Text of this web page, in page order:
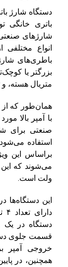
باتری خانگی
شارژهای
انواع مختلفی
باطری‌های
بزرگتر یا
متریال هسته، و
همان‌طور که از
با آمپر بالا
ولت است.
دستگاه در یک
قسمت جلوی
خروجی آمپر
همچنین، در